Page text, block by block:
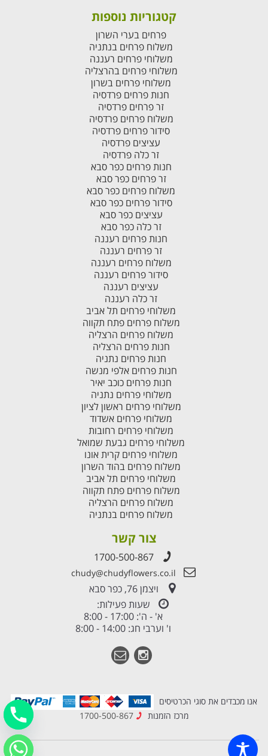
קטגוריות נוספות
פרחים בערי השרון
משלוח פרחים בנתניה
משלוחי פרחים רעננה
משלוחי פרחים בהרצליה
משלוחי פרחים בשרון
חנות פרחים פרדסיה
זר פרחים פרדסיה
משלוח פרחים פרדסיה
סידור פרחים פרדסיה
עציצים פרדסיה
זר כלה פרדסיה
חנות פרחים כפר סבא
זר פרחים כפר סבא
משלוח פרחים כפר סבא
סידור פרחים כפר סבא
עציצים כפר סבא
זר כלה כפר סבא
חנות פרחים רעננה
זר פרחים רעננה
משלוח פרחים רעננה
סידור פרחים רעננה
עציצים רעננה
זר כלה רעננה
משלוחי פרחים תל אביב
משלוח פרחים פתח תקווה
משלוח פרחים הרצליה
חנות פרחים הרצליה
חנות פרחים נתניה
חנות פרחים אלפי מנשה
חנות פרחים כוכב יאיר
משלוחי פרחים נתניה
משלוחי פרחים ראשון לציון
משלוחי פרחים אשדוד
משלוחי פרחים רחובות
משלוחי פרחים גבעת שמואל
משלוחי פרחים קרית אונו
משלוח פרחים בהוד השרון
משלוחי פרחים תל אביב
משלוח פרחים פתח תקווה
משלוח פרחים הרצליה
משלוח פרחים בנתניה
צור קשר
1700-500-867
chudy@chudyflowers.co.il
ויצמן 76, כפר סבא
שעות פעילות:
א' - ה': 17:00 - 8:00
ו' וערבי חג: 14:00 - 8:00
אנו מכבדים את סוגי הכרטיסים
מרכז הזמנות